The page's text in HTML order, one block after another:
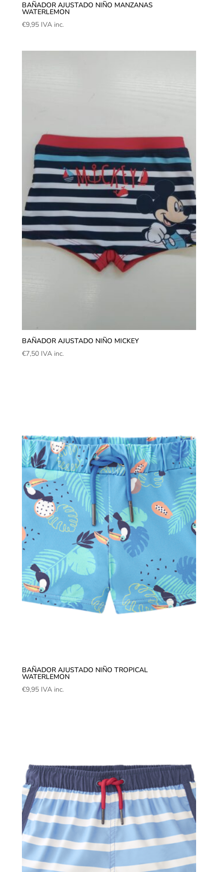
BAÑADOR AJUSTADO NIÑO MANZANAS
WATERLEMON
€9,95 IVA inc.
BAÑADOR AJUSTADO NIÑO MICKEY
€7,50 IVA inc.
BAÑADOR AJUSTADO NIÑO TROPICAL
WATERLEMON
€9,95 IVA inc.